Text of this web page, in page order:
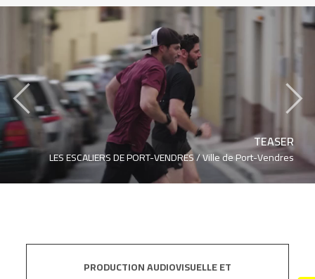
TEASER
LES ESCALIERS DE PORT-VENDRES /Ville de Port-Vendres
‹ ›
PRODUCTION AUDIOVISUELLE ET